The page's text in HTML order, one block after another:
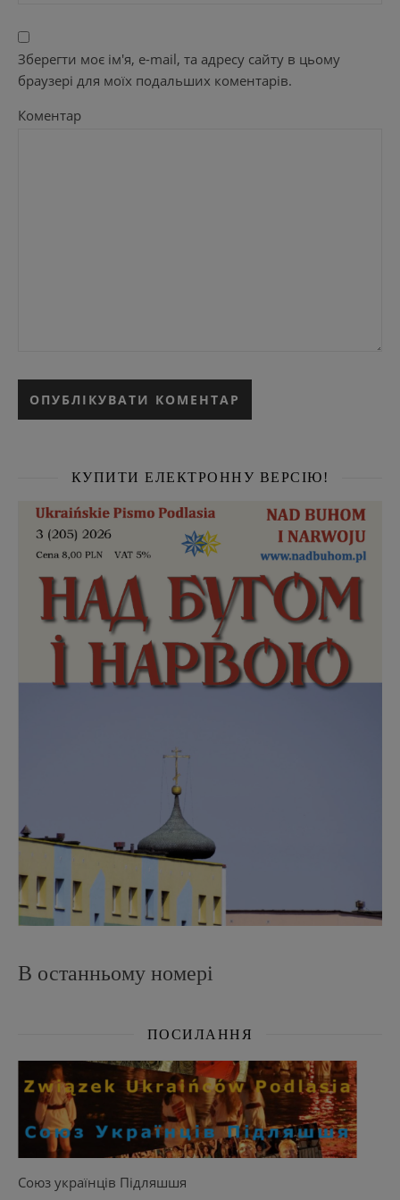
Зберегти моє ім'я, e-mail, та адресу сайту в цьому
браузері для моїх подальших коментарів.
Коментар
КУПИТИ ЕЛЕКТРОННУ ВЕРСІЮ!
В останньому номері
ПОСИЛАННЯ
Союз українців Підляшшя